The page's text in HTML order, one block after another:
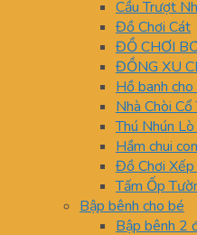
Cầu Trượt
Đồ Chơi Cát
ĐỒ CHƠI
ĐỒNG XU
Hồ banh
Nhà Chòi Cổ
Thú Nhún
Hầm chui
Đồ Chơi Xếp
Tấm Ốp
Bập bênh cho bé
Bập bênh 2